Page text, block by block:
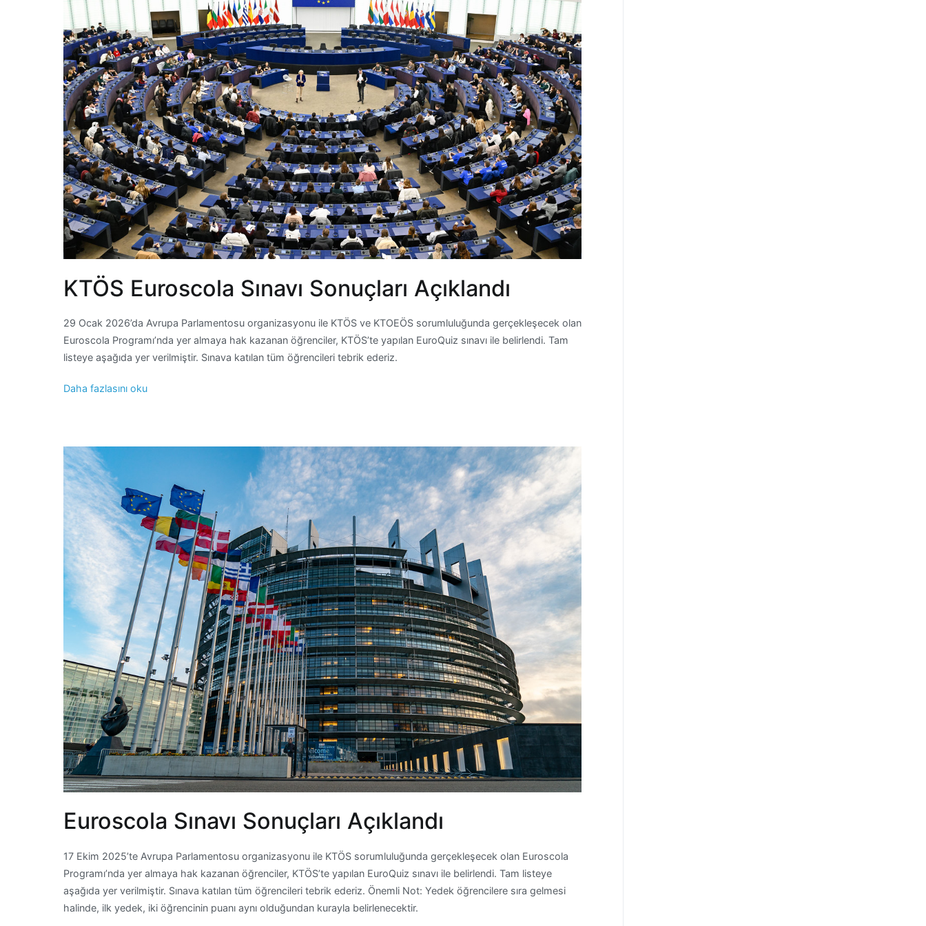
KTÖS Euroscola Sınavı Sonuçları Açıklandı
29 Ocak 2026’da Avrupa Parlamentosu organizasyonu ile KTÖS ve KTOEÖS sorumluluğunda gerçekleşecek olan
Euroscola Programı’nda yer almaya hak kazanan öğrenciler, KTÖS’te yapılan EuroQuiz sınavı ile belirlendi. Tam
listeye aşağıda yer verilmiştir. Sınava katılan tüm öğrencileri tebrik ederiz.
Daha fazlasını oku
Euroscola Sınavı Sonuçları Açıklandı
17 Ekim 2025’te Avrupa Parlamentosu organizasyonu ile KTÖS sorumluluğunda gerçekleşecek olan Euroscola
Programı’nda yer almaya hak kazanan öğrenciler, KTÖS’te yapılan EuroQuiz sınavı ile belirlendi. Tam listeye
aşağıda yer verilmiştir. Sınava katılan tüm öğrencileri tebrik ederiz. Önemli Not: Yedek öğrencilere sıra gelmesi
halinde, ilk yedek, iki öğrencinin puanı aynı olduğundan kurayla belirlenecektir.